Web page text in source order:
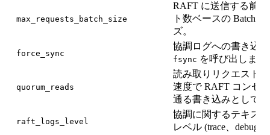
max_requests_batch_size
RAFT に送信する前
ト数ベースの Batch
ズ。
force_sync
協調ログへの書き込
fsync を呼び出します
quorum_reads
読み取りリクエスト
速度で RAFT コンセ
通る書き込みとして
raft_logs_level
協調に関するテキス
レベル (trace、debug